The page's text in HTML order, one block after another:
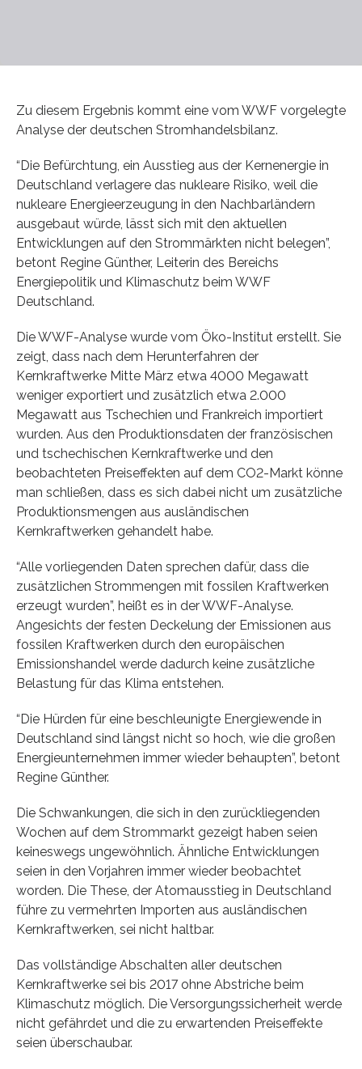
Zu diesem Ergebnis kommt eine vom WWF vorgelegte
Analyse der deutschen Stromhandelsbilanz.
“Die Befürchtung, ein Ausstieg aus der Kernenergie in
Deutschland verlagere das nukleare Risiko, weil die
nukleare Energieerzeugung in den Nachbarländern
ausgebaut würde, lässt sich mit den aktuellen
Entwicklungen auf den Strommärkten nicht belegen”,
betont Regine Günther, Leiterin des Bereichs
Energiepolitik und Klimaschutz beim WWF
Deutschland.
Die WWF-Analyse wurde vom Öko-Institut erstellt. Sie
zeigt, dass nach dem Herunterfahren der
Kernkraftwerke Mitte März etwa 4000 Megawatt
weniger exportiert und zusätzlich etwa 2.000
Megawatt aus Tschechien und Frankreich importiert
wurden. Aus den Produktionsdaten der französischen
und tschechischen Kernkraftwerke und den
beobachteten Preiseffekten auf dem CO2-Markt könne
man schließen, dass es sich dabei nicht um zusätzliche
Produktionsmengen aus ausländischen
Kernkraftwerken gehandelt habe.
“Alle vorliegenden Daten sprechen dafür, dass die
zusätzlichen Strommengen mit fossilen Kraftwerken
erzeugt wurden”, heißt es in der WWF-Analyse.
Angesichts der festen Deckelung der Emissionen aus
fossilen Kraftwerken durch den europäischen
Emissionshandel werde dadurch keine zusätzliche
Belastung für das Klima entstehen.
“Die Hürden für eine beschleunigte Energiewende in
Deutschland sind längst nicht so hoch, wie die großen
Energieunternehmen immer wieder behaupten”, betont
Regine Günther.
Die Schwankungen, die sich in den zurückliegenden
Wochen auf dem Strommarkt gezeigt haben seien
keineswegs ungewöhnlich. Ähnliche Entwicklungen
seien in den Vorjahren immer wieder beobachtet
worden. Die These, der Atomausstieg in Deutschland
führe zu vermehrten Importen aus ausländischen
Kernkraftwerken, sei nicht haltbar.
Das vollständige Abschalten aller deutschen
Kernkraftwerke sei bis 2017 ohne Abstriche beim
Klimaschutz möglich. Die Versorgungssicherheit werde
nicht gefährdet und die zu erwartenden Preiseffekte
seien überschaubar.